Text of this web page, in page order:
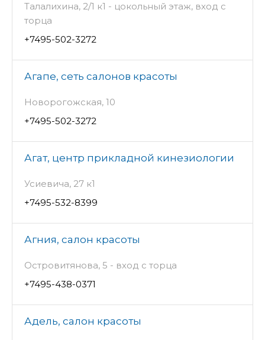
Талалихина, 2/1 к1 - цокольный этаж, вход с
торца
+7495-502-3272
Агапе, сеть салонов красоты
Новорогожская, 10
+7495-502-3272
Агат, центр прикладной кинезиологии
Усиевича, 27 к1
+7495-532-8399
Агния, салон красоты
Островитянова, 5 - вход с торца
+7495-438-0371
Адель, салон красоты